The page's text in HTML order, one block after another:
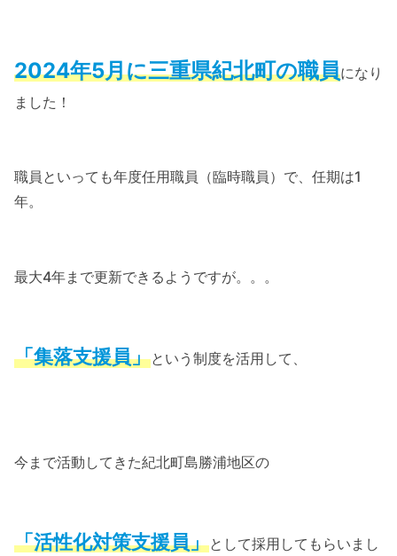
2024年5月に三重県紀北町の職員になり
ました！
職員といっても年度任用職員（臨時職員）で、任期は1
年。
最大4年まで更新できるようですが。。。
「集落支援員」という制度を活用して、
今まで活動してきた紀北町島勝浦地区の
「活性化対策支援員」として採用してもらいまし